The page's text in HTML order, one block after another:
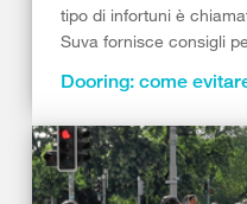
tipo di infortuni è
Suva fornisce consigli
Dooring: come